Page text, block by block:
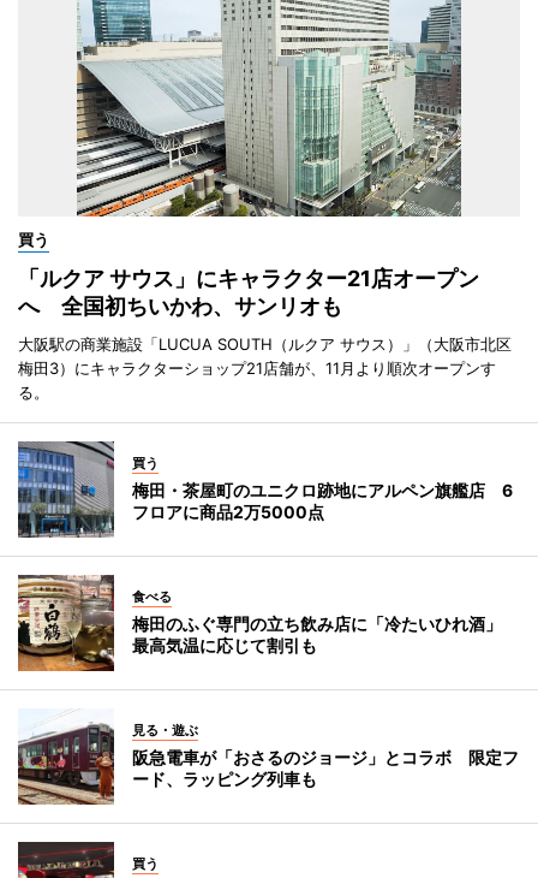
買う
「ルクア サウス」にキャラクター21店オープン
へ 全国初ちいかわ、サンリオも
大阪駅の商業施設「LUCUA SOUTH（ルクア サウス）」（大阪市北区
梅田3）にキャラクターショップ21店舗が、11月より順次オープンす
る。
買う
梅田・茶屋町のユニクロ跡地にアルペン旗艦店 6
フロアに商品2万5000点
食べる
梅田のふぐ専門の立ち飲み店に「冷たいひれ酒」
最高気温に応じて割引も
見る・遊ぶ
阪急電車が「おさるのジョージ」とコラボ 限定フ
ード、ラッピング列車も
買う